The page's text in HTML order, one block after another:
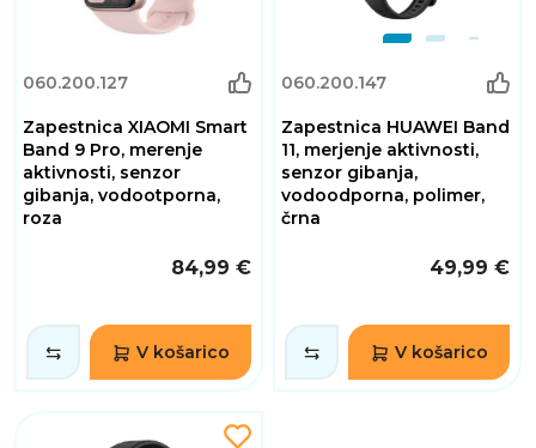
060.200.127
Zapestnica XIAOMI Smart
Band 9 Pro, merenje
aktivnosti, senzor
gibanja, vodootporna,
roza
84,99 €
V košarico
060.200.147
Zapestnica HUAWEI Band
11, merjenje aktivnosti,
senzor gibanja,
vodoodporna, polimer,
črna
49,99 €
V košarico